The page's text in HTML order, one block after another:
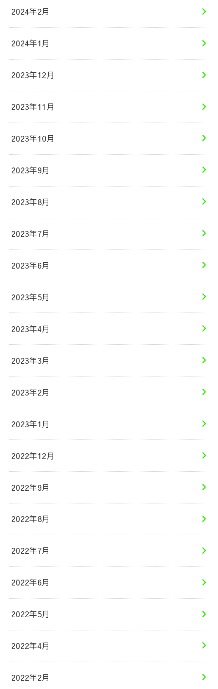
2024年2月
2024年1月
2023年12月
2023年11月
2023年10月
2023年9月
2023年8月
2023年7月
2023年6月
2023年5月
2023年4月
2023年3月
2023年2月
2023年1月
2022年12月
2022年9月
2022年8月
2022年7月
2022年6月
2022年5月
2022年4月
2022年2月